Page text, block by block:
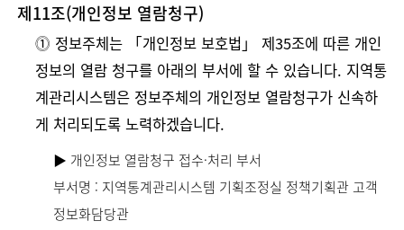
제11조(개인정보 열람청구)
⓵ 정보주체는 「개인정보 보호법」 제35조에 따른 개인
정보의 열람 청구를 아래의 부서에 할 수 있습니다. 지역통
계관리시스템은 정보주체의 개인정보 열람청구가 신속하
게 처리되도록 노력하겠습니다.
▶ 개인정보 열람청구 접수·처리 부서
부서명 : 지역통계관리시스템 기획조정실 정책기획관 고객
정보화담당관